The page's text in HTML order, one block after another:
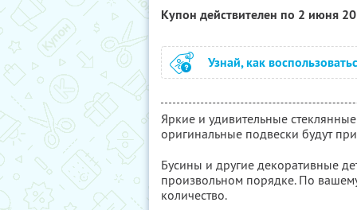
Купон действителен по 2 июня
Узнай, как
Яркие и удивительные
оригинальные подвески будут
Бусины и другие декоративные
произвольном порядке. По
количество.